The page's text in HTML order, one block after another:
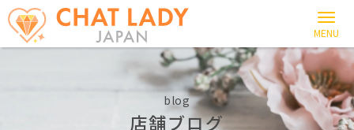
blog
店舗ブログ